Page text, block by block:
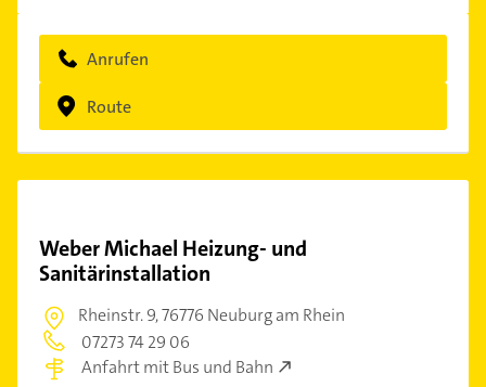
Anrufen
Route
Weber Michael Heizung- und
Sanitärinstallation
Rheinstr. 9,76776 Neuburg am Rhein
07273 74 29 06
Anfahrt mit Bus und Bahn